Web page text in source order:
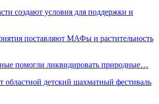
создают условия для поддержки и
поставляют МАФы и растительность
помогли ликвидировать природные…
областной детский шахматный фестиваль